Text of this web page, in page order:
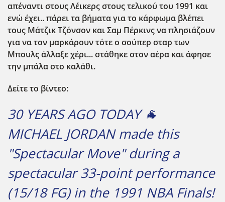
απέναντι στους Λέικερς στους τελικού του 1991 και
ενώ έχει.. πάρει τα βήματα για το κάρφωμα βλέπει
τους Μάτζικ Τζόνσον και Σαμ Πέρκινς να πλησιάζουν
για να τον μαρκάρουν τότε ο σούπερ σταρ των
Μπουλς άλλαξε χέρι... στάθηκε στον αέρα και άφησε
την μπάλα στο καλάθι.
Δείτε το βίντεο:
30 YEARS AGO TODAY 🐐
MICHAEL JORDAN made this
"Spectacular Move" during a
spectacular 33-point performance
(15/18 FG) in the 1991 NBA Finals!